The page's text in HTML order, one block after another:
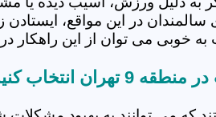
سالمندان در این مواقع،
خوبی می توان از این راهکار
انتخاب کنیم؟